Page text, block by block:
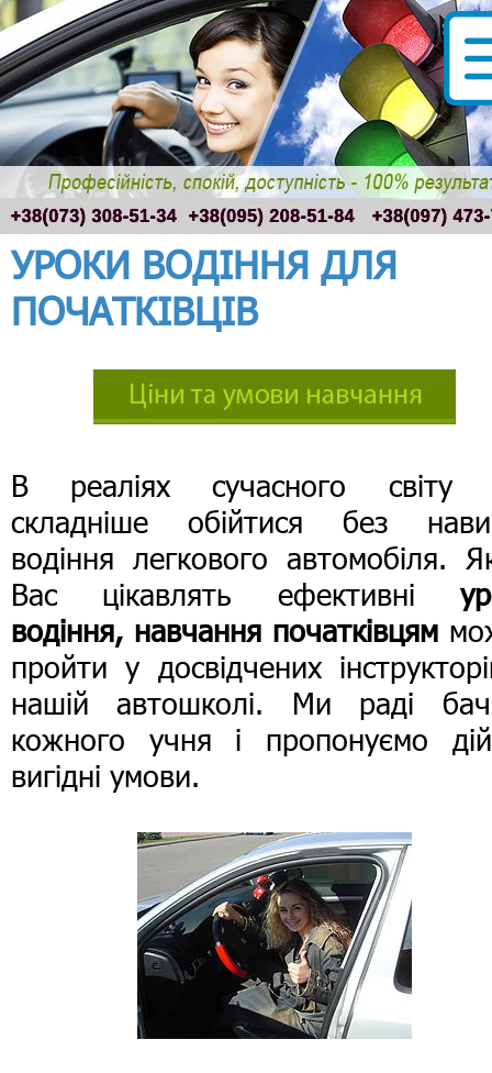
УРОКИ ВОДІННЯ ДЛЯ
ПОЧАТКІВЦІВ
В реаліях сучасного світу
складніше обійтися без
водіння легкового автомобіля.
Вас цікавлять ефективні
водіння, навчання початківцям
пройти у досвідчених
нашій автошколі. Ми раді
кожного учня і пропонуємо
вигідні умови.